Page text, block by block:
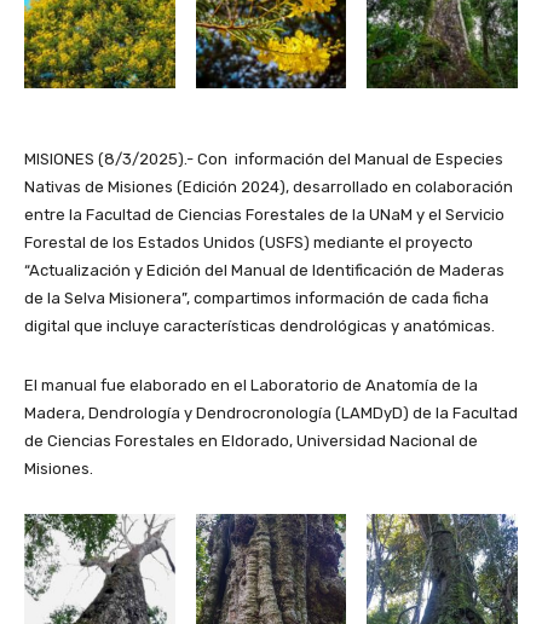
MISIONES (8/3/2025).- Con información del Manual de Especies
Nativas de Misiones (Edición 2024), desarrollado en colaboración
entre la Facultad de Ciencias Forestales de la UNaM y el Servicio
Forestal de los Estados Unidos (USFS) mediante el proyecto
“Actualización y Edición del Manual de Identificación de Maderas
de la Selva Misionera”, compartimos información de cada ficha
digital que incluye características dendrológicas y anatómicas.
El manual fue elaborado en el Laboratorio de Anatomía de la
Madera, Dendrología y Dendrocronología (LAMDyD) de la Facultad
de Ciencias Forestales en Eldorado, Universidad Nacional de
Misiones.